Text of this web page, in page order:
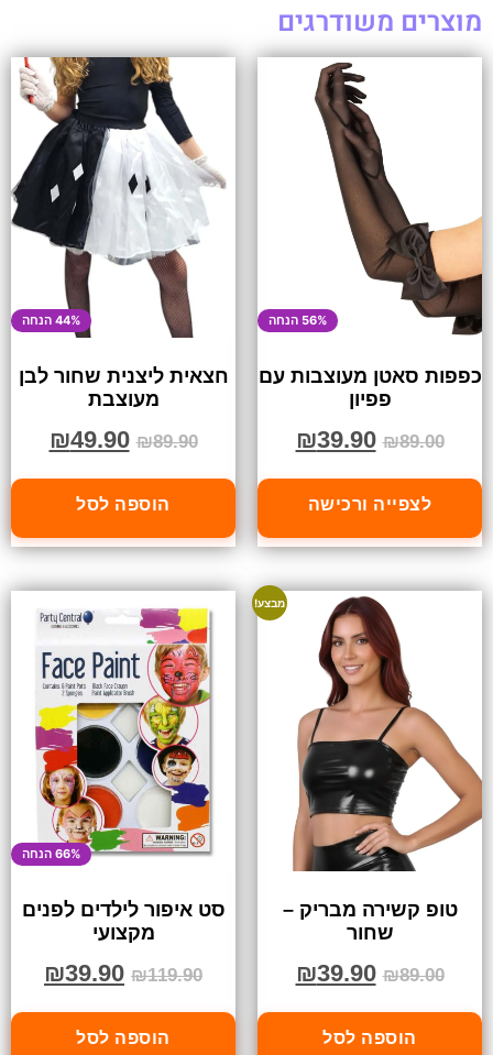
מוצרים משודרגים
56% הנחה
כפפות סאטן מעוצבות עם
פפיון
₪89.00
₪39.90
לצפייה ורכישה
44% הנחה
חצאית ליצנית שחור לבן
מעוצבת
₪89.90
₪49.90
הוספה לסל
מבצע!
טופ קשירה מבריק –
שחור
₪89.00
₪39.90
הוספה לסל
66% הנחה
סט איפור לילדים לפנים
מקצועי
₪119.90
₪39.90
הוספה לסל